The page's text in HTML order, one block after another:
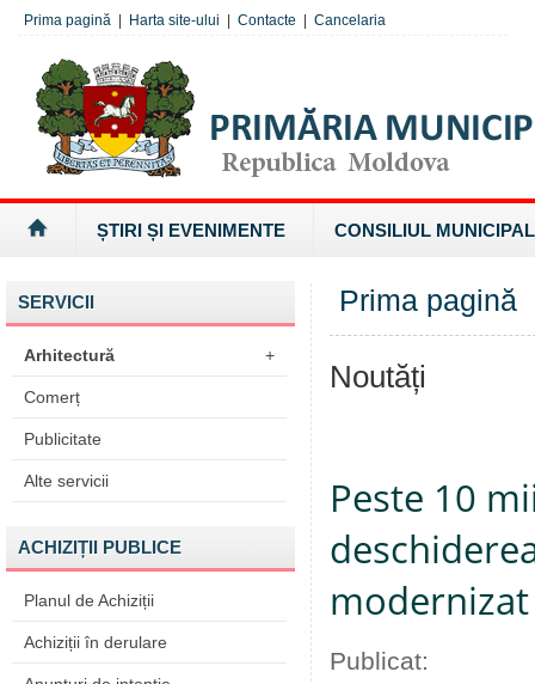
Prima pagină Harta site-ului Contacte Cancelaria
ȘTIRI ȘI EVENIMENTE CONSILIUL MUNICIPAL
SERVICII
Arhitectură +
Comerț
Publicitate
Alte servicii
ACHIZIȚII PUBLICE
Planul de Achiziții
Achiziții în derulare
Prima pagină
Noutăți
Peste 10
Publicat: